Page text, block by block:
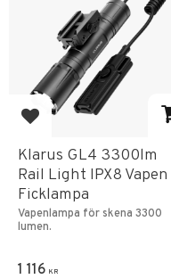
Add to favorites
Klarus GL4 3300lm
Rail Light IPX8 Vapen
Ficklampa
Vapenlampa för skena 3300
lumen.
1 116 KR